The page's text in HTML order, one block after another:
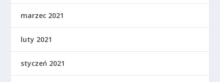
marzec 2021
luty 2021
styczeń 2021